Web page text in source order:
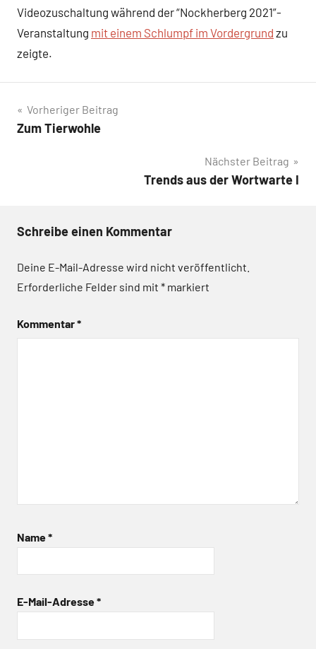
Videozuschaltung während der “Nockherberg 2021”-
Veranstaltung mit einem Schlumpf im Vordergrund zu
zeigte.
Beitragsnavigation
Vorheriger Beitrag
Zum Tierwohle
Nächster Beitrag
Trends aus der Wortwarte I
Schreibe einen Kommentar
Deine E-Mail-Adresse wird nicht veröffentlicht.
Erforderliche Felder sind mit * markiert
Kommentar*
Name*
E-Mail-Adresse*